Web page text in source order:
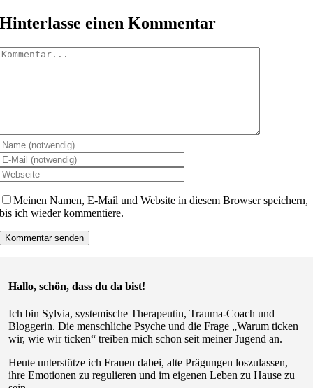
Hinterlasse einen Kommentar
Meinen Namen, E-Mail und Website in diesem Browser speichern,
bis ich wieder kommentiere.
Hallo, schön, dass du da bist!
Ich bin Sylvia, systemische Therapeutin, Trauma-Coach und
Bloggerin. Die menschliche Psyche und die Frage „Warum ticken
wir, wie wir ticken“ treiben mich schon seit meiner Jugend an.
Heute unterstütze ich Frauen dabei, alte Prägungen loszulassen,
ihre Emotionen zu regulieren und im eigenen Leben zu Hause zu